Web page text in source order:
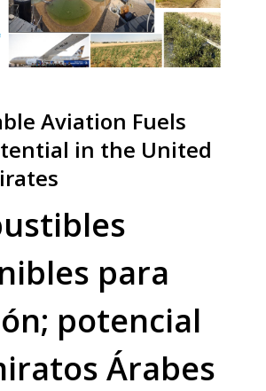
Aviation Fuels
in the United
para
potencial
Árabes